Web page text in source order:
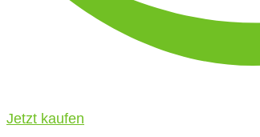
Jetzt kaufen